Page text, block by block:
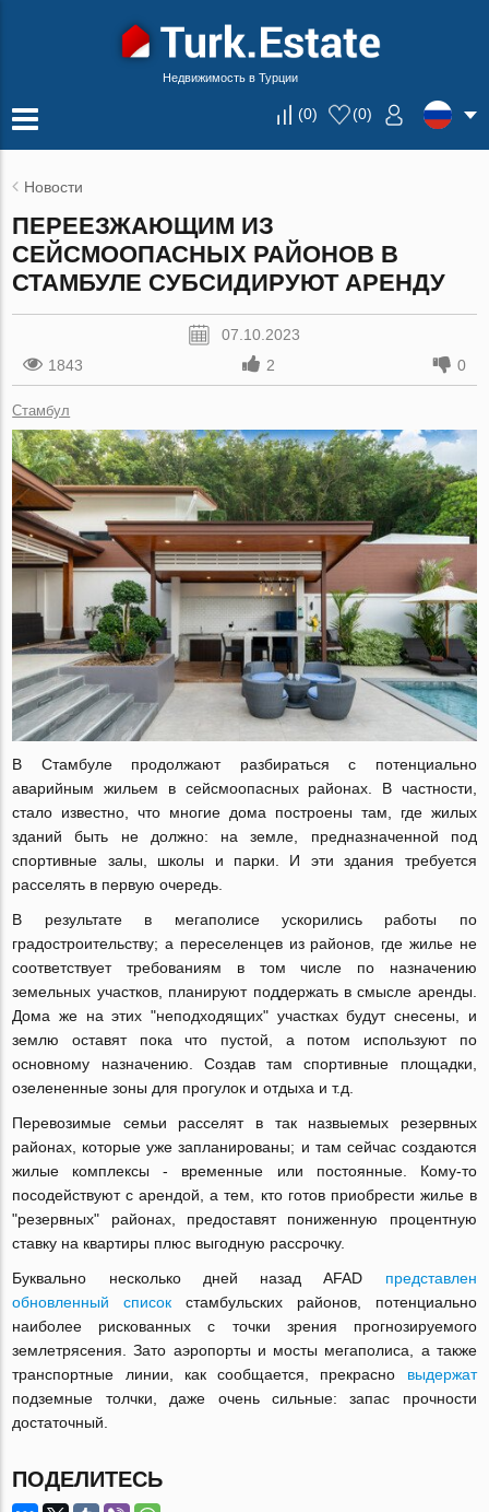
Недвижимость в Турции
(0) (0)
Новости
ПЕРЕЕЗЖАЮЩИМ ИЗ
СЕЙСМООПАСНЫХ РАЙОНОВ В
СТАМБУЛЕ СУБСИДИРУЮТ АРЕНДУ
07.10.2023
1843
2 0
Стамбул
В Стамбуле продолжают разбираться с потенциально
аварийным жильем в сейсмоопасных районах. В частности,
стало известно, что многие дома построены там, где жилых
зданий быть не должно: на земле, предназначенной под
спортивные залы, школы и парки. И эти здания требуется
расселять в первую очередь.
В результате в мегаполисе ускорились работы по
градостроительству; а переселенцев из районов, где жилье не
соответствует требованиям в том числе по назначению
земельных участков, планируют поддержать в смысле аренды.
Дома же на этих "неподходящих" участках будут снесены, и
землю оставят пока что пустой, а потом используют по
основному назначению. Создав там спортивные площадки,
озелененные зоны для прогулок и отдыха и т.д.
Перевозимые семьи расселят в так назвыемых резервных
районах, которые уже запланированы; и там сейчас создаются
жилые комплексы - временные или постоянные. Кому-то
посодействуют с арендой, а тем, кто готов приобрести жилье в
"резервных" районах, предоставят пониженную процентную
ставку на квартиры плюс выгодную рассрочку.
Буквально несколько дней назад AFAD представлен
обновленный список стамбульских районов, потенциально
наиболее рискованных с точки зрения прогнозируемого
землетрясения. Зато аэропорты и мосты мегаполиса, а также
транспортные линии, как сообщается, прекрасно выдержат
подземные толчки, даже очень сильные: запас прочности
достаточный.
ПОДЕЛИТЕСЬ